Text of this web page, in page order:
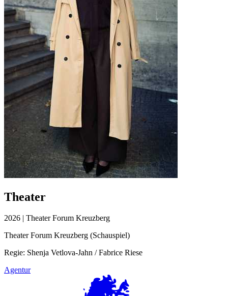
Theater
2026 | Theater Forum Kreuzberg
Theater Forum Kreuzberg (Schauspiel)
Regie: Shenja Vetlova-Jahn / Fabrice Riese
Agentur